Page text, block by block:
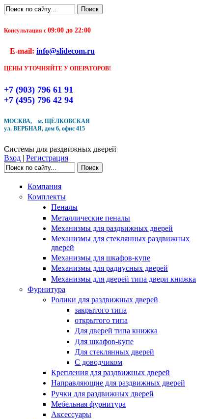
Перейти к основному содержанию
Поиск
Консультация с 09:00 до 22:00
E-mail: info@slidecom.ru
ЦЕНЫ УТОЧНЯЙТЕ У ОПЕРАТОРОВ!
+7 (903) 796 61 91
+7 (495) 796 42 94
МОСКВА, м. ЩЁЛКОВСКАЯ
ул. ВЕРБНАЯ, дом 6, офис 415
Системы для раздвижных дверей
Вход | Регистрация
Поиск
Компания
Комплекты
Пеналы
Металлические пеналы
Механизмы для раздвижных дверей
Механизмы для стеклянных раздвижных
дверей
Механизмы для шкафов-купе
Механизмы для радиусных дверей
Механизмы для дверей типа двери книжка
Фурнитура
Ролики для раздвижных дверей
закрытого типа
открытого типа
Для дверей типа книжка
Для шкафов-купе
Для стеклянных дверей
С доводчиком
Крепления для раздвижных дверей
Направляющие для раздвижных дверей
Ручки для раздвижных дверей
Мебельная фурнитура
Аксессуары
Чтобы оформить заказ, заполните форму. В
и уточнит детали заказа а также время
Заполните форму
Кол-во товара
Купить в один клик